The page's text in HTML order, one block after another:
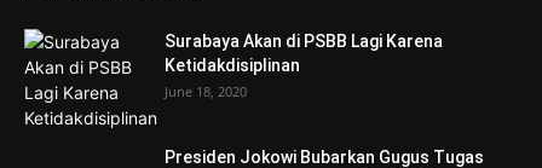
Surabaya Akan di PSBB Lagi Karena
Ketidakdisiplinan
June 18, 2020
Presiden Jokowi Bubarkan Gugus Tugas